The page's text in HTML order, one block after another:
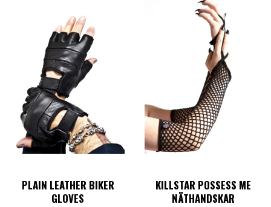
produkten
har
flera
varianter.
De
olika
alternativen
kan
väljas
på
produktsidan
PLAIN LEATHER BIKER
GLOVES
KILLSTAR POSSESS ME
NÄTHANDSKAR